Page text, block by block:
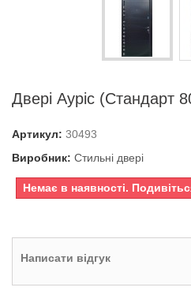
Двері Ауріс (Стандарт
Артикул: 30493
Виробник: Стильні двері
Немає в наявності.
Написати відгук